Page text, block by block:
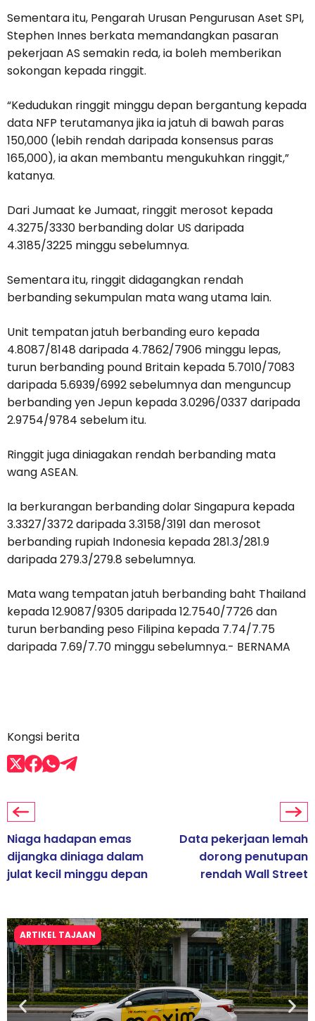
Sementara itu, Pengarah Urusan Pengurusan Aset SPI,
Stephen Innes berkata memandangkan pasaran
pekerjaan AS semakin reda, ia boleh memberikan
sokongan kepada ringgit.
“Kedudukan ringgit minggu depan bergantung kepada
data NFP terutamanya jika ia jatuh di bawah paras
150,000 (lebih rendah daripada konsensus paras
165,000), ia akan membantu mengukuhkan ringgit,”
katanya.
Dari Jumaat ke Jumaat, ringgit merosot kepada
4.3275/3330 berbanding dolar US daripada
4.3185/3225 minggu sebelumnya.
Sementara itu, ringgit didagangkan rendah
berbanding sekumpulan mata wang utama lain.
Unit tempatan jatuh berbanding euro kepada
4.8087/8148 daripada 4.7862/7906 minggu lepas,
turun berbanding pound Britain kepada 5.7010/7083
daripada 5.6939/6992 sebelumnya dan menguncup
berbanding yen Jepun kepada 3.0296/0337 daripada
2.9754/9784 sebelum itu.
Ringgit juga diniagakan rendah berbanding mata
wang ASEAN.
Ia berkurangan berbanding dolar Singapura kepada
3.3327/3372 daripada 3.3158/3191 dan merosot
berbanding rupiah Indonesia kepada 281.3/281.9
daripada 279.3/279.8 sebelumnya.
Mata wang tempatan jatuh berbanding baht Thailand
kepada 12.9087/9305 daripada 12.7540/7726 dan
turun berbanding peso Filipina kepada 7.74/7.75
daripada 7.69/7.70 minggu sebelumnya.- BERNAMA
Kongsi berita
Niaga hadapan emas
dijangka diniaga dalam
julat kecil minggu depan
Data pekerjaan lemah
dorong penutupan
rendah Wall Street
ARTIKEL TAJAAN